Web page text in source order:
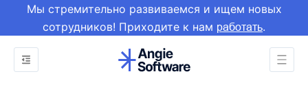
Мы стремительно развиваемся и ищем новых
сотрудников! Приходите к нам работать.